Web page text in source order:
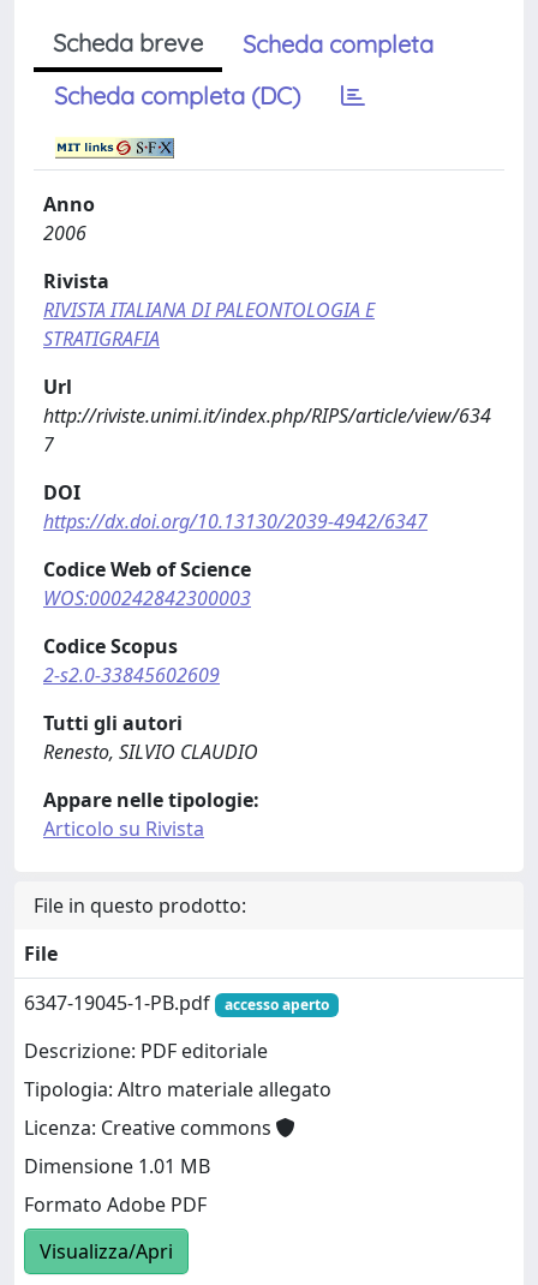
Scheda breve
Scheda completa
Scheda completa (DC)
Anno
2006
Rivista
RIVISTA ITALIANA DI PALEONTOLOGIA E
STRATIGRAFIA
Url
http://riviste.unimi.it/index.php/RIPS/article/view/634
7
DOI
https://dx.doi.org/10.13130/2039-4942/6347
Codice Web of Science
WOS:000242842300003
Codice Scopus
2-s2.0-33845602609
Tutti gli autori
Renesto, SILVIO CLAUDIO
Appare nelle tipologie:
Articolo su Rivista
File in questo prodotto:
File
6347-19045-1-PB.pdf
accesso aperto
Descrizione: PDF editoriale
Tipologia: Altro materiale allegato
Licenza: Creative commons
Dimensione 1.01 MB
Formato Adobe PDF
Visualizza/Apri